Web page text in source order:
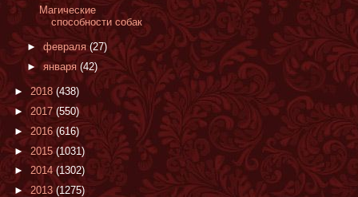
Магические
способности собак
► февраля(27)
► января (42)
► 2018 (438)
► 2017 (550)
► 2016 (616)
► 2015 (1031)
► 2014(1302)
►2013 (1275)